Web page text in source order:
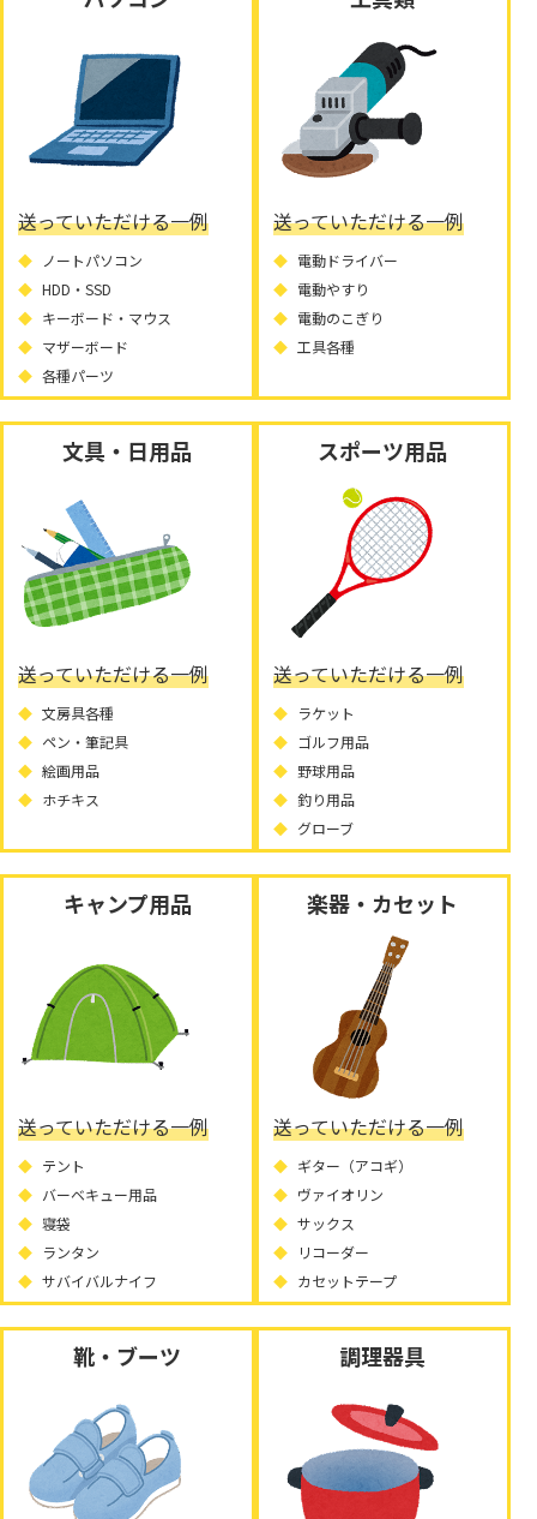
送っていただける一例
ノートパソコン
HDD・SSD
キーボード・マウス
マザーボード
各種パーツ
送っていただける一例
電動ドライバー
電動やすり
電動のこぎり
工具各種
文具・日用品
送っていただける一例
文房具各種
ペン・筆記具
絵画用品
ホチキス
スポーツ用品
送っていただける一例
ラケット
ゴルフ用品
野球用品
釣り用品
グローブ
キャンプ用品
送っていただける一例
テント
バーベキュー用品
寝袋
ランタン
サバイバルナイフ
楽器・カセット
送っていただける一例
ギター（アコギ）
ヴァイオリン
サックス
リコーダー
カセットテープ
靴・ブーツ 調理器具